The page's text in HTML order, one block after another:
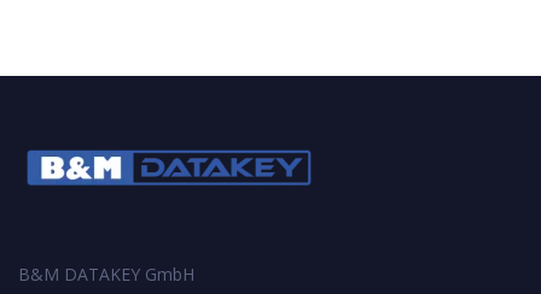
B&M DATAKEY GmbH